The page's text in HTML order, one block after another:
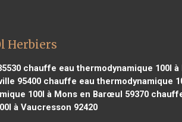
Herbiers
chauffe eau thermodynamique 100l à
95400 chauffe eau thermodynamique
100l à Mons en Barœul 59370
à Vaucresson 92420